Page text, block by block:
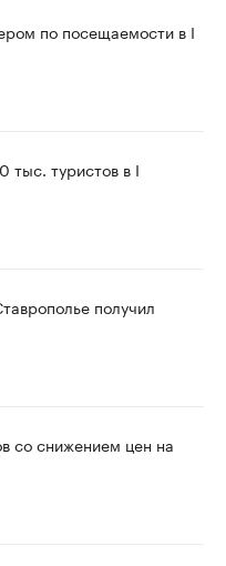
по посещаемости в I
тыс. туристов в I
получил
со снижением цен на